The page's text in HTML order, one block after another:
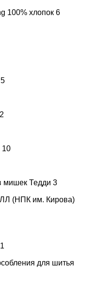
100% хлопок 6
5
10
мишек Тедди 3
(НПК им. Кирова)
1
для шитья